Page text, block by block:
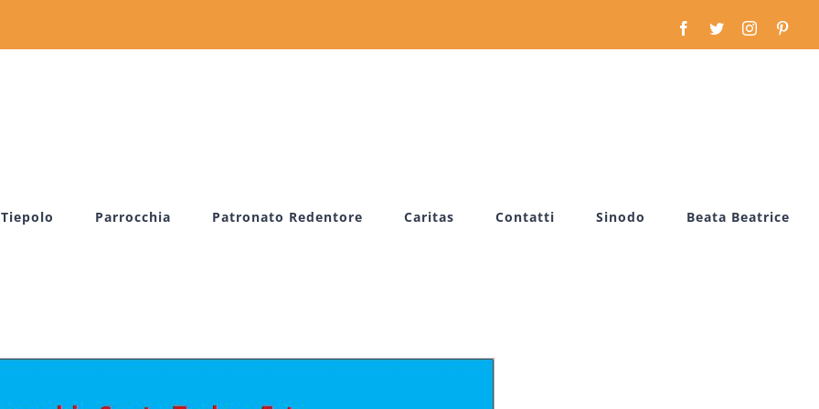
Facebook
TwitterInstagram
Parrocchia Patronato Redentore Caritas Contatti Sinodo Beata Beatrice